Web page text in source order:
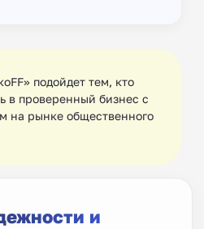
подойдет тем, кто
в проверенный бизнес с
на рынке общественного
и